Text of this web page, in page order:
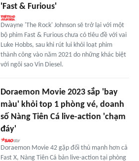
'Fast & Furious'
Dwayne 'The Rock' Johnson sẽ trở lại với một
bộ phim Fast & Furious chưa có tiêu đề với vai
Luke Hobbs, sau khi rút lui khỏi loạt phim
thành công vào năm 2021 do những khác biệt
với ngôi sao Vin Diesel.
Doraemon Movie 2023 sắp 'bay
màu' khỏi top 1 phòng vé, doanh
số Nàng Tiên Cá live-action 'chạm
đáy'
Doraemon Movie 42 gặp đối thủ mạnh hơn cả
Fast X, Nàng Tiên Cá bản live-action tại phòng